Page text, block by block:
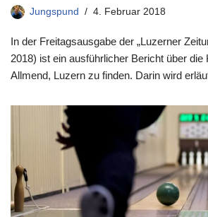
Jungspund 4. Februar 2018
In der Freitagsausgabe der „Luzerner
2018) ist ein ausführlicher Bericht über die
Allmend, Luzern zu finden. Darin wird